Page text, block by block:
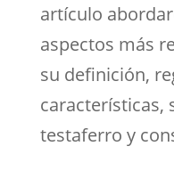
artículo
aspectos más
su definición,
características,
testaferro y